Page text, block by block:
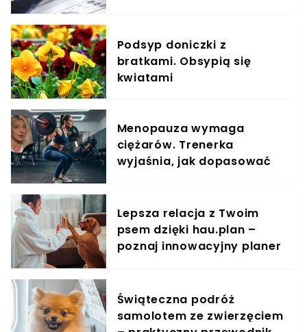
Podsyp doniczki z
bratkami. Obsypią się
kwiatami
Menopauza wymaga
ciężarów. Trenerka
wyjaśnia, jak dopasować
Lepsza relacja z Twoim
psem dzięki hau.plan –
poznaj innowacyjny planer
Świąteczna podróż
samolotem ze zwierzęciem